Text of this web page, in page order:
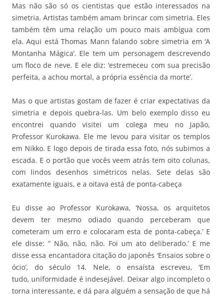
Mas não são só os cientistas que estão interessados na
simetria. Artistas também amam brincar com simetria. Eles
também têm uma relação um pouco mais ambígua com
ela. Aqui está Thomas Mann falando sobre simetria em ‘A
Montanha Mágica’. Ele tem um personagem descrevendo
um floco de neve. E ele diz: ‘estremeceu com sua precisão
perfeita, a achou mortal, a própria essência da morte’.
Mas o que artistas gostam de fazer é criar expectativas da
simetria e depois quebra-las. Um belo exemplo disso eu
encontrei quando visitei um colega meu no Japão,
Professor Kurokawa. Ele me levou para visitar os templos
em Nikko. E logo depois de tirada essa foto, nós subimos a
escada. E o portão que vocês veem atrás tem oito colunas,
com lindos desenhos simétricos nelas. Sete delas são
exatamente iguais, e a oitava está de ponta-cabeça
Eu disse ao Professor Kurokawa, ‘Nossa, os arquitetos
devem ter mesmo odiado quando perceberam que
cometeram um erro e colocaram esta de ponta-cabeça.’ E
ele disse: ” Não, não, não. Foi um ato deliberado.’ E me
disse essa encantadora citação do japonês ‘Ensaios sobre o
ócio’, do século 14. Nele, o ensaísta escreveu, ‘Em
tudo, uniformidade é indesejável. Deixar algo incompleto o
torna interessante, e dá para alguém a sensação de que há